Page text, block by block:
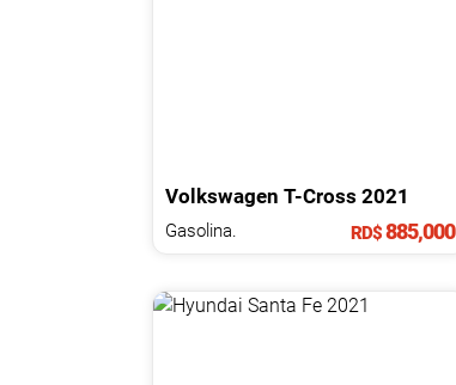
Volkswagen T-Cross 2021
Gasolina. RD$885,000